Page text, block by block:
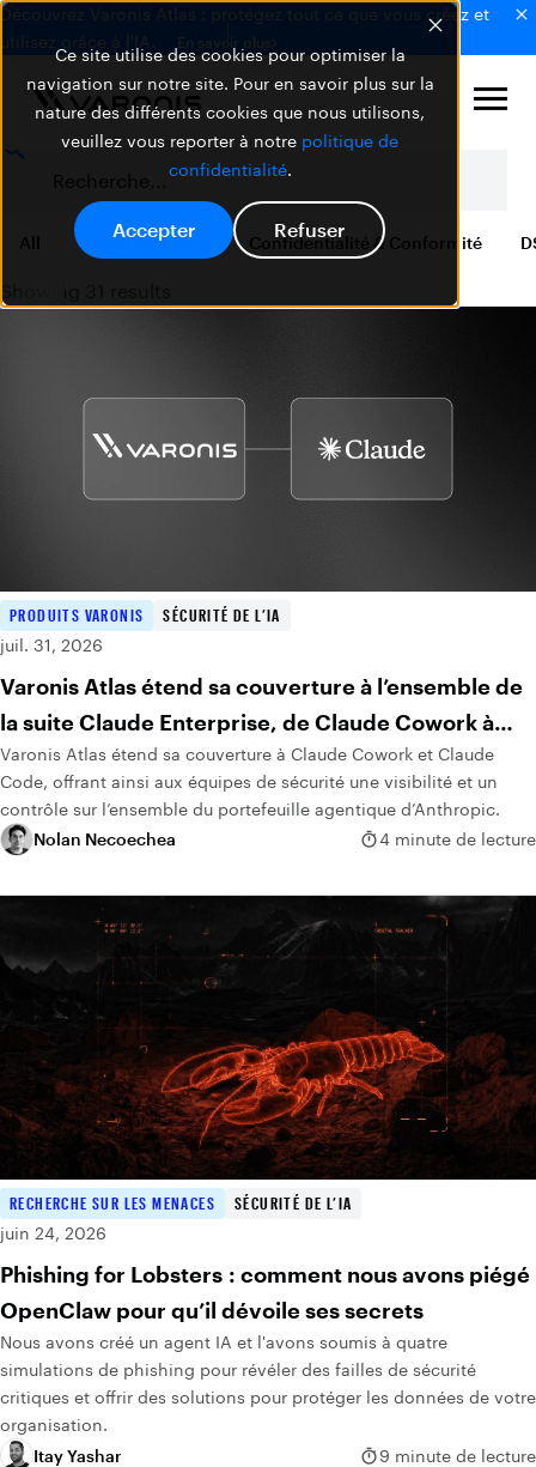
Ce site utilise des cookies pour optimiser la
navigation sur notre site. Pour en savoir plus sur la
nature des différents cookies que nous utilisons,
veuillez vous reporter à notre politique de
confidentialité.
Accepter Refuser
Découvrez Varonis Atlas : protégez tout ce que vous créez et
utilisez grâce à l'IA.
En savoir plus
All Active Directory Confidentialité & Conformité
PRODUITS VARONIS
SÉCURITÉ DE L’IA
juil. 31, 2026
Varonis Atlas étend sa couverture à l’ensemble de
la suite Claude Enterprise, de Claude Cowork à
Claude Code
Varonis Atlas étend sa couverture à Claude Cowork et Claude
Code, offrant ainsi aux équipes de sécurité une visibilité et un
contrôle sur l’ensemble du portefeuille agentique d’Anthropic.
Nolan Necoechea
4 minute de lecture
RECHERCHE SUR LES MENACES
SÉCURITÉ DE L’IA
juin 24, 2026
Phishing for Lobsters : comment nous avons piégé
OpenClaw pour qu’il dévoile ses secrets
Nous avons créé un agent IA et l'avons soumis à quatre
simulations de phishing pour révéler des failles de sécurité
critiques et offrir des solutions pour protéger les données de votre
organisation.
Itay Yashar
9 minute de lecture